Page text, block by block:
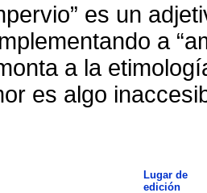
es un
a
a la
es algo
Lugar de
edición